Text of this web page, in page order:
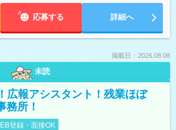
応募する 詳細へ
掲載日：2026.08.08
未読
広報アシスタント！残業ほぼ
務所！
登録・面接OK